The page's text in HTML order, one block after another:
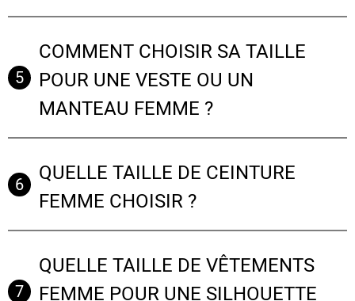
5
COMMENT CHOISIR SA TAILLE
POUR UNE VESTE OU UN
MANTEAU FEMME ?
6
QUELLE TAILLE DE CEINTURE
FEMME CHOISIR ?
7
QUELLE TAILLE DE VÊTEMENTS
FEMME POUR UNE SILHOUETTE